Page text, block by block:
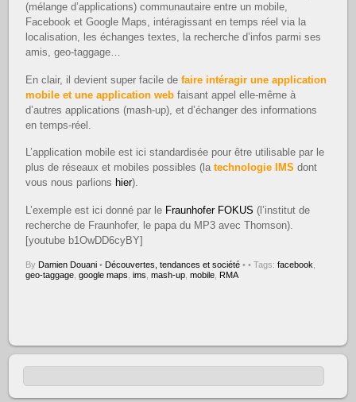
(mélange d’applications) communautaire entre un mobile,
Facebook et Google Maps, intéragissant en temps réel via la
localisation, les échanges textes, la recherche d’infos parmi ses
amis, geo-taggage…
En clair, il devient super facile defaire intéragir une application
mobile et une application web faisant appel elle-même à
d’autres applications (mash-up), et d’échanger des informations
en temps-réel.
L’application mobile est ici standardisée pour être utilisable par le
plus de réseaux et mobiles possibles ( latechnologie IMS dont
vous nous parlions hier).
L’exemple est ici donné par le Fraunhofer FOKUS (l’institut de
recherche de Fraunhofer, le papa du MP3 avec Thomson).
[youtube b1OwDD6cyBY]
By Damien Douani • Découvertes, tendances et société • • Tags:facebook,
geo-taggage,google maps,ims,mash-up,mobile, RMA